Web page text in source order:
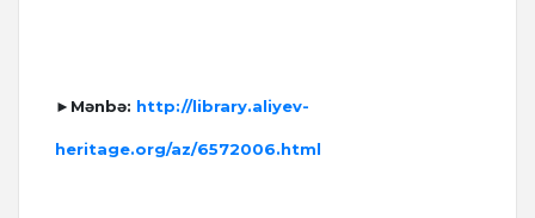
►Mənbə: http://library.aliyev-
heritage.org/az/6572006.html